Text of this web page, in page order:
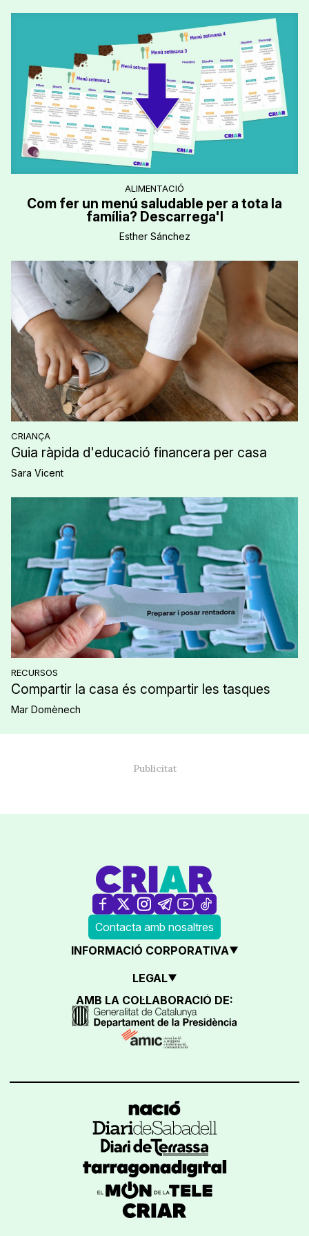
CRIANÇA
Guia ràpida d'educació financera per casa
Sara Vicent
RECURSOS
Compartir la casa és compartir les tasques
Mar Domènech
ALIMENTACIÓ
Com fer un menú saludable per a tota la
família? Descarrega'l
Esther Sánchez
Contacta amb nosaltres
INFORMACIÓ CORPORATIVA
LEGAL
AMB LA COL·LABORACIÓ DE: